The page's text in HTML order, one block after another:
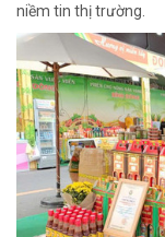
niềm tin thị trường.